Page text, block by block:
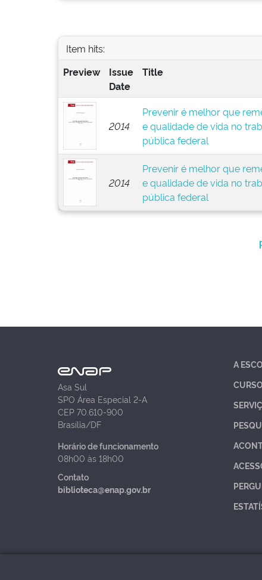
Item hits:
Preview
Issue
Date
Title
2014
Prevenir é melhor que
e qualidade de vida no
pública federal
2014
Prevenir é melhor que
e qualidade de vida no
pública federal
Asa Sul
SPO Área Especial 2-A
CEP 70.610-900
Brasília/DF
Horário de funcionamento
08h00 às 18h00
Contato
biblioteca@enap.gov.br
A